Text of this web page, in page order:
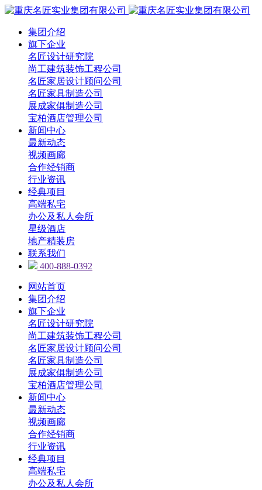
集团介绍
旗下企业
名匠设计研究院
尚工建筑装饰工程公司
名匠家居设计顾问公司
名匠家具制造公司
展成家俱制造公司
宝柏酒店管理公司
新闻中心
最新动态
视频画廊
合作经销商
行业资讯
经典项目
高端私宅
办公及私人会所
星级酒店
地产精装房
联系我们
400-888-0392
网站首页
集团介绍
旗下企业
名匠设计研究院
尚工建筑装饰工程公司
名匠家居设计顾问公司
名匠家具制造公司
展成家俱制造公司
宝柏酒店管理公司
新闻中心
最新动态
视频画廊
合作经销商
行业资讯
经典项目
高端私宅
办公及私人会所